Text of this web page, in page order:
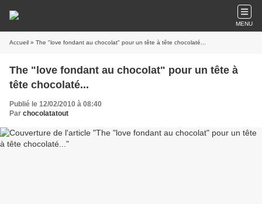
MENU
Accueil » The "love fondant au chocolat" pour un tête à tête chocolaté...
The "love fondant au chocolat" pour un tête à
tête chocolaté...
Publié le 12/02/2010 à 08:40
Par chocolatatout